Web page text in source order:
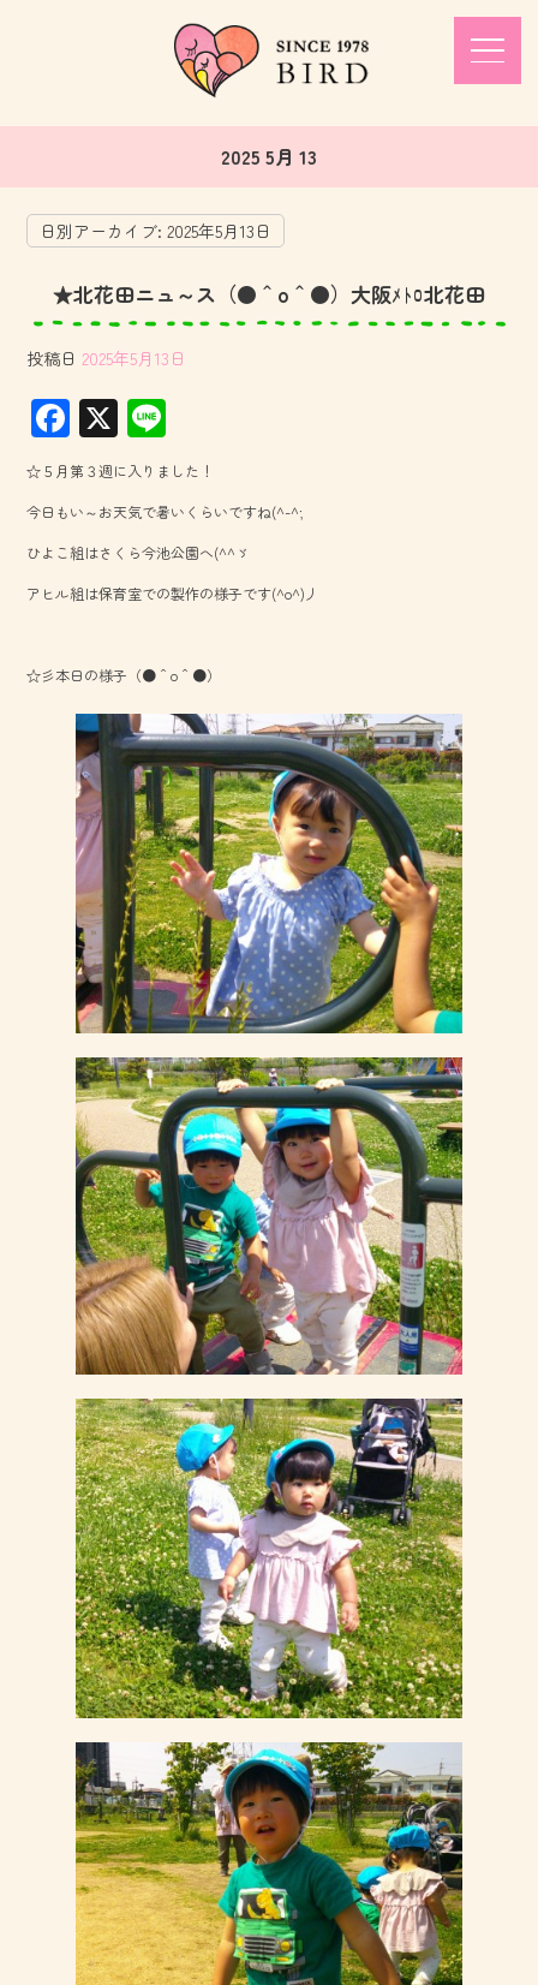
2025 5月 13
日別アーカイブ:2025年5月13日
★北花田ニュ～ス（●＾o＾●）大阪ﾒﾄﾛ北花田
投稿日 2025年5月13日
F
ac
e
b
o
ok
X
ne
☆５月第３週に入りました！
今日もい～お天気で暑いくらいですね(^-^;
ひよこ組はさくら今池公園へ(^^ゞ
アヒル組は保育室での製作の様子です(^o^)丿
☆彡本日の様子（●＾o＾●）